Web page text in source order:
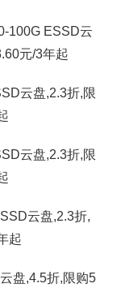
100G ESSD云
元/3年起
云盘,2.3折,限
云盘,2.3折,限
云盘,2.3折,
起
盘,4.5折,限购5